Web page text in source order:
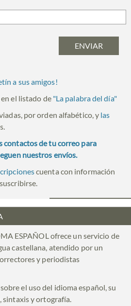
a sus amigos!
el listado de "La palabra del día"
por orden alfabético, y las
contactos de tu correo para
nuestros envíos.
cuenta con información
ESPAÑOL ofrece un servicio de
castellana, atendido por un
y periodistas
el uso del idioma español, su
sintaxis y ortografía.